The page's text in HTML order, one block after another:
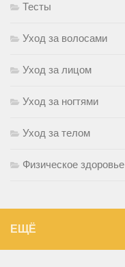
Тесты
Уход за волосами
Уход за лицом
Уход за ногтями
Уход за телом
Физическое здоровье
ЕЩЁ